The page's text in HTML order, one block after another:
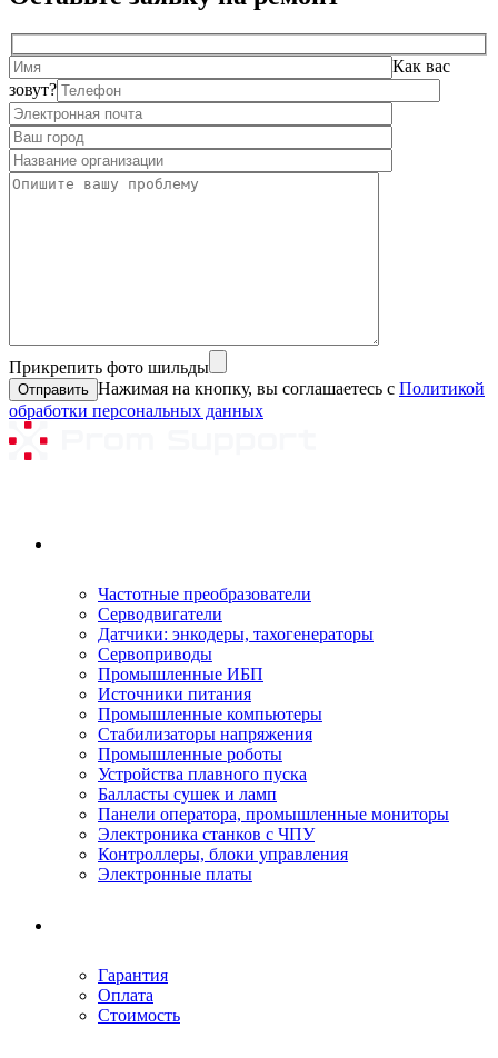
Как вас
зовут?
Прикрепить фото шильды
Нажимая на кнопку, вы соглашаетесь с Политикой
обработки персональных данных
Частотные преобразователи
Серводвигатели
Датчики: энкодеры, тахогенераторы
Сервоприводы
Промышленные ИБП
Источники питания
Промышленные компьютеры
Стабилизаторы напряжения
Промышленные роботы
Устройства плавного пуска
Балласты сушек и ламп
Панели оператора, промышленные мониторы
Электроника станков с ЧПУ
Контроллеры, блоки управления
Электронные платы
Гарантия
Оплата
Стоимость